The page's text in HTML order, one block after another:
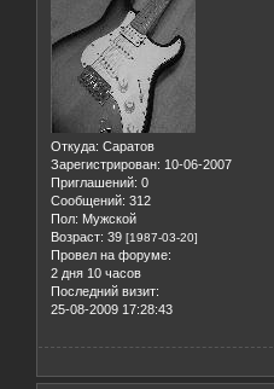
Откуда: Саратов
Зарегистрирован: 10-06-2007
Приглашений: 0
Сообщений: 312
Пол: Мужской
Возраст: 39 [1987-03-20]
Провел на форуме:
2 дня 10 часов
Последний визит:
25-08-2009 17:28:43